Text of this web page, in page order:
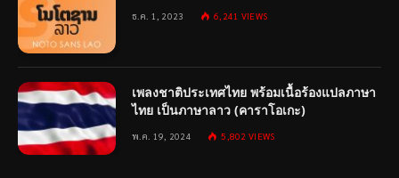
ธ.ค. 1, 2023 6,241 VIEWS
เพลงชาติประเทศไทย พร้อมเนื้อร้องแปลภาษา
ไทย เป็นภาษาลาว (คาราโอเกะ)
พ.ค. 19, 2024 5,802VIEWS